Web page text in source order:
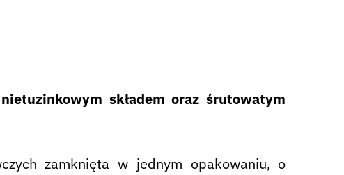
składem oraz śrutowatym
zamknięta w jednym opakowaniu, o